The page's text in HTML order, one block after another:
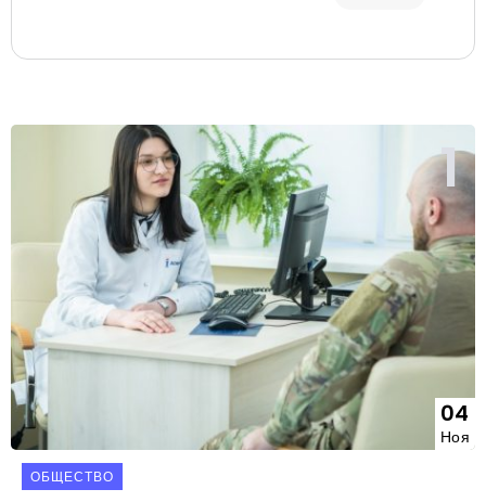
04
Ноя
ОБЩЕСТВО